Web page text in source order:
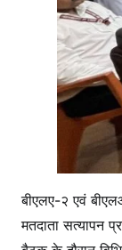
बीएलए-२ एवं
मतदाता सत्यापन